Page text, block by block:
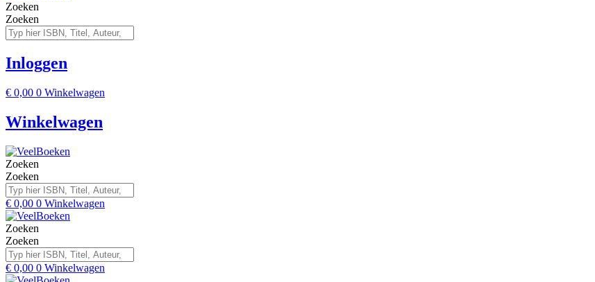
Zoeken
Zoeken
Inloggen
€ 0,00 0 Winkelwagen
Winkelwagen
Zoeken
Zoeken
€ 0,00 0 Winkelwagen
Zoeken
Zoeken
€ 0,00 0 Winkelwagen